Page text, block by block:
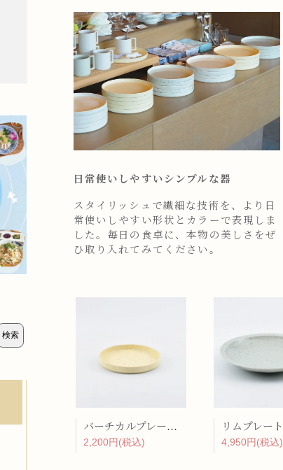
日常使いしやすいシンプルな器
スタイリッシュで繊細な技術を、より日
常使いしやすい形状とカラーで表現しま
した。毎日の食卓に、本物の美しさをぜ
ひ取り入れてみてください。
バーチカルプレート 15cm 化粧土
2,200円(税込)
4,950円(税込)